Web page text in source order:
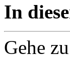
In
Gehe